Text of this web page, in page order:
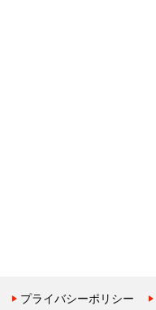
プライバシーポリシー